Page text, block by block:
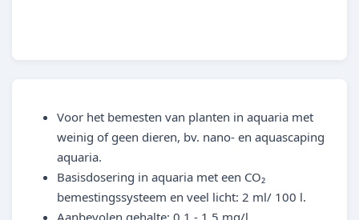
Voor het bemesten van planten in aquaria met
weinig of geen dieren, bv. nano- en aquascaping
aquaria.
Basisdosering in aquaria met een CO₂
bemestingssysteem en veel licht: 2 ml/ 100 l.
Aanbevolen gehalte: 0,1 - 1,5 mg/l.